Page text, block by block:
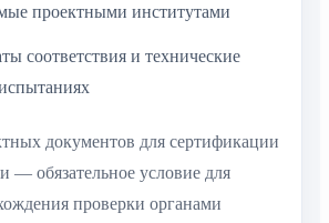
проектными институтами
соответствия и технические
документов для сертификации
— обязательное условие для
проверки органами